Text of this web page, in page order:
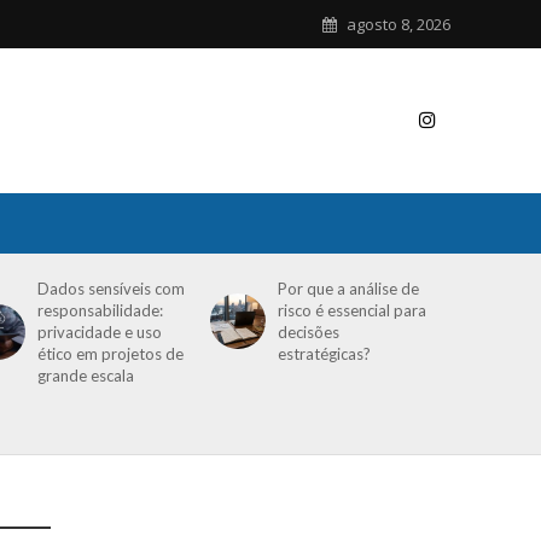
agosto 8, 2026
Dados sensíveis com
responsabilidade:
privacidade e uso
ético em projetos de
grande escala
Por que a análise de
risco é essencial para
decisões
estratégicas?